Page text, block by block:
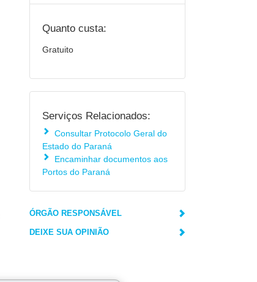
Quanto custa:
Gratuito
Serviços Relacionados:
Consultar Protocolo Geral do
Estado do Paraná
Encaminhar documentos aos
Portos do Paraná
ÓRGÃO RESPONSÁVEL
DEIXE SUA OPINIÃO